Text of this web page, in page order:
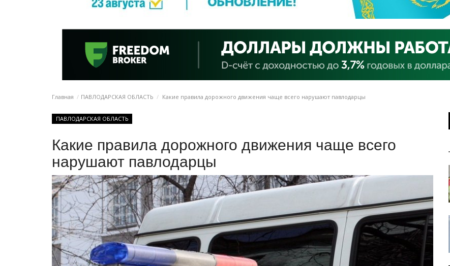
Главная ПАВЛОДАРСКАЯ ОБЛАСТЬ Какие правила дорожного движения чаще всего нарушают павлодарцы
ПАВЛОДАРСКАЯ ОБЛАСТЬ
Какие правила дорожного движения чаще всего
нарушают павлодарцы